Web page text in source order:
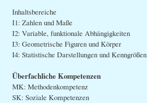
Inhaltsbereiche
I1: Zahlen und Maße
I2: Variable, funktionale Abhängigkeiten
I3: Geometrische Figuren und Körper
I4: Statistische Darstellungen und Kenngrößen
Überfachliche Kompetenzen
MK: Methodenkompetenz
SK: Soziale Kompetenzen